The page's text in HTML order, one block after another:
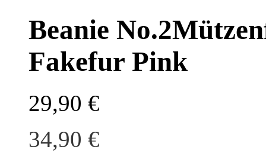
Beanie No.2
Fakefur Pink
29,90 €
34,90 €